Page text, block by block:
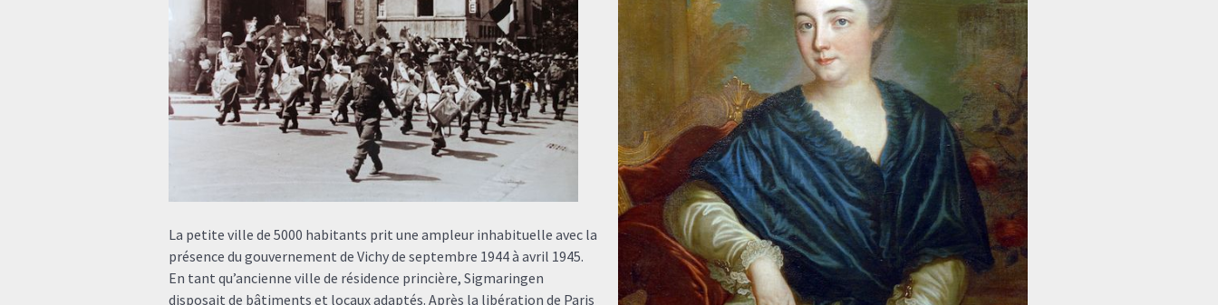
La petite ville de 5000 habitants prit une ampleur inhabituelle avec la
présence du gouvernement de Vichy de septembre 1944 à avril 1945.
En tant qu’ancienne ville de résidence princière, Sigmaringen
disposait de bâtiments et locaux adaptés. Après la libération de Paris